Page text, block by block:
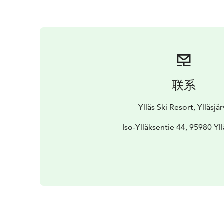
联系
Ylläs Ski Resort,
Iso-Ylläksentie 44, 95980